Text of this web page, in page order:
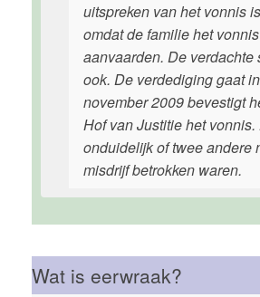
uitspreken van het vonnis
omdat de familie het
aanvaarden. De verdachte
ook. De verdediging gaat
november 2009 bevestigt
Hof van Justitie het vonnis.
onduidelijk of twee andere
misdrijf betrokken waren.
Wat is eerwraak?